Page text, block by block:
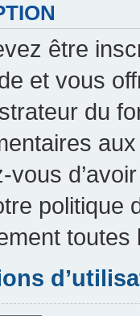
être
et vous
du
vous
politique